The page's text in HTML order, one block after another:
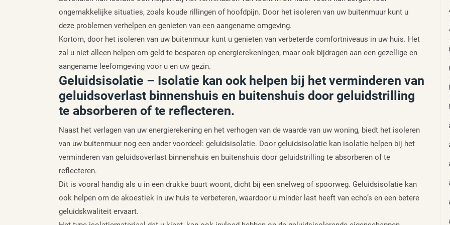
ongemakkelijke situaties, zoals koude rillingen of hoofdpijn. Door het isoleren van uw buitenmuur kunt u
deze problemen verhelpen en genieten van een aangename omgeving.
Kortom, door het isoleren van uw buitenmuur kunt u genieten van verbeterde comfortniveaus in uw huis. Het
zal u niet alleen helpen om geld te besparen op energierekeningen, maar ook bijdragen aan een gezellige en
aangename leefomgeving voor u en uw gezin.
Geluidsisolatie – Isolatie kan ook helpen bij het verminderen van
geluidsoverlast binnenshuis en buitenshuis door geluidstrilling
te absorberen of te reflecteren.
Naast het verlagen van uw energierekening en het verhogen van de waarde van uw woning, biedt het isoleren
van uw buitenmuur nog een ander voordeel: geluidsisolatie. Door geluidsisolatie kan isolatie helpen bij het
verminderen van geluidsoverlast binnenshuis en buitenshuis door geluidstrilling te absorberen of te
reflecteren.
Dit is vooral handig als u in een drukke buurt woont, dicht bij een snelweg of spoorweg. Geluidsisolatie kan
ook helpen om de akoestiek in uw huis te verbeteren, waardoor u minder last heeft van echo’s en een betere
geluidskwaliteit ervaart.